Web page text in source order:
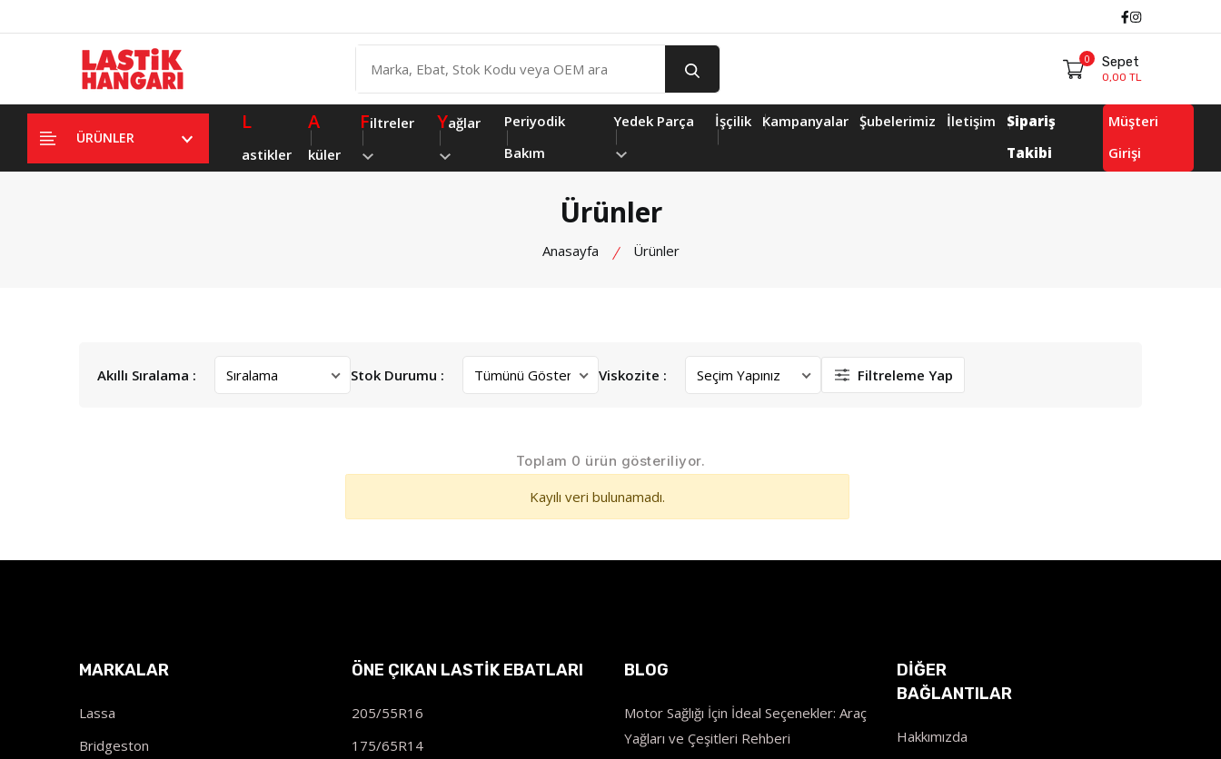
Facebook
Instagram
0 Sepet
0,00 TL
ÜRÜNLER
L
astikler
A
küler
Filtreler Yağlar
Periyodik
Bakım
Yedek Parça İşçilik Kampanyalar Şubelerimiz İletişim
Sipariş
Takibi
Müşteri
Girişi
Ürünler
Anasayfa Ürünler
Akıllı Sıralama : Stok Durumu : Viskozite : Filtreleme Yap
Toplam 0 ürün gösteriliyor.
Kayılı veri bulunamadı.
MARKALAR
Lassa
Bridgeston
ÖNE ÇIKAN LASTIK EBATLARI
205/55R16
175/65R14
BLOG
Motor Sağlığı İçin İdeal Seçenekler: Araç
Yağları ve Çeşitleri Rehberi
DİĞER
BAĞLANTILAR
Hakkımızda